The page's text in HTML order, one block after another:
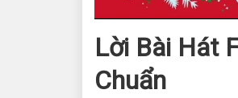
Lời Bài Hát
Chuẩn